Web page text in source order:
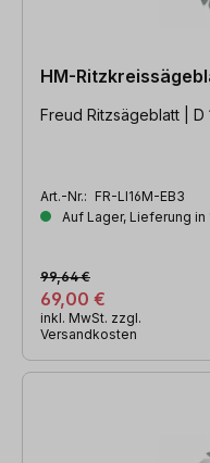
HM-
Freud Ritzsägeblatt | D
Art.-Nr.: FR-LI16M-EB3
Auf Lager, Lieferung in
69,00 €
99,64 €
inkl. MwSt. zzgl.
Versandkosten